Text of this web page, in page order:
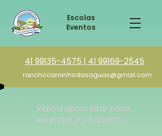
41 99135-4575 | 41 99169-2545
ranchocaminhodasaguas@gmail.com
Escolas
Eventos
Venha aproveitar para
aprender e se divertir....